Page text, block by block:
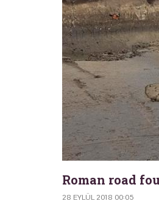
Roman road
28 EYLÜL 2018 00:05